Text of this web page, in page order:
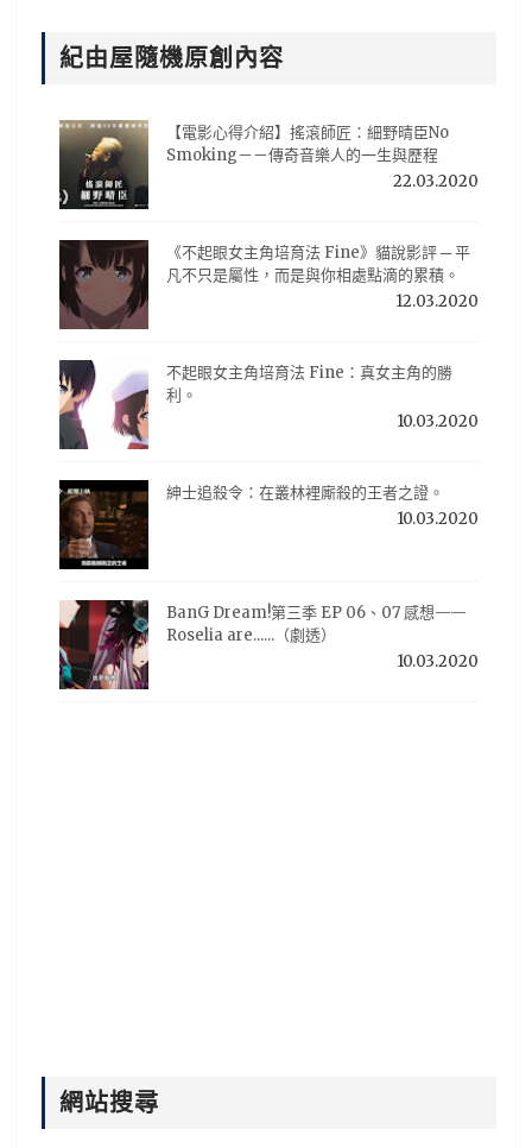
紀由屋隨機原創內容
【電影心得介紹】搖滾師匠：細野晴臣No
Smoking－－傳奇音樂人的一生與歷程
22.03.2020
《不起眼女主角培育法 Fine》貓說影評 ─ 平
凡不只是屬性，而是與你相處點滴的累積。
12.03.2020
不起眼女主角培育法 Fine：真女主角的勝
利。
10.03.2020
紳士追殺令：在叢林裡廝殺的王者之證。
10.03.2020
BanG Dream!第三季 EP 06、07 感想——
Roselia are......（劇透）
10.03.2020
網站搜尋